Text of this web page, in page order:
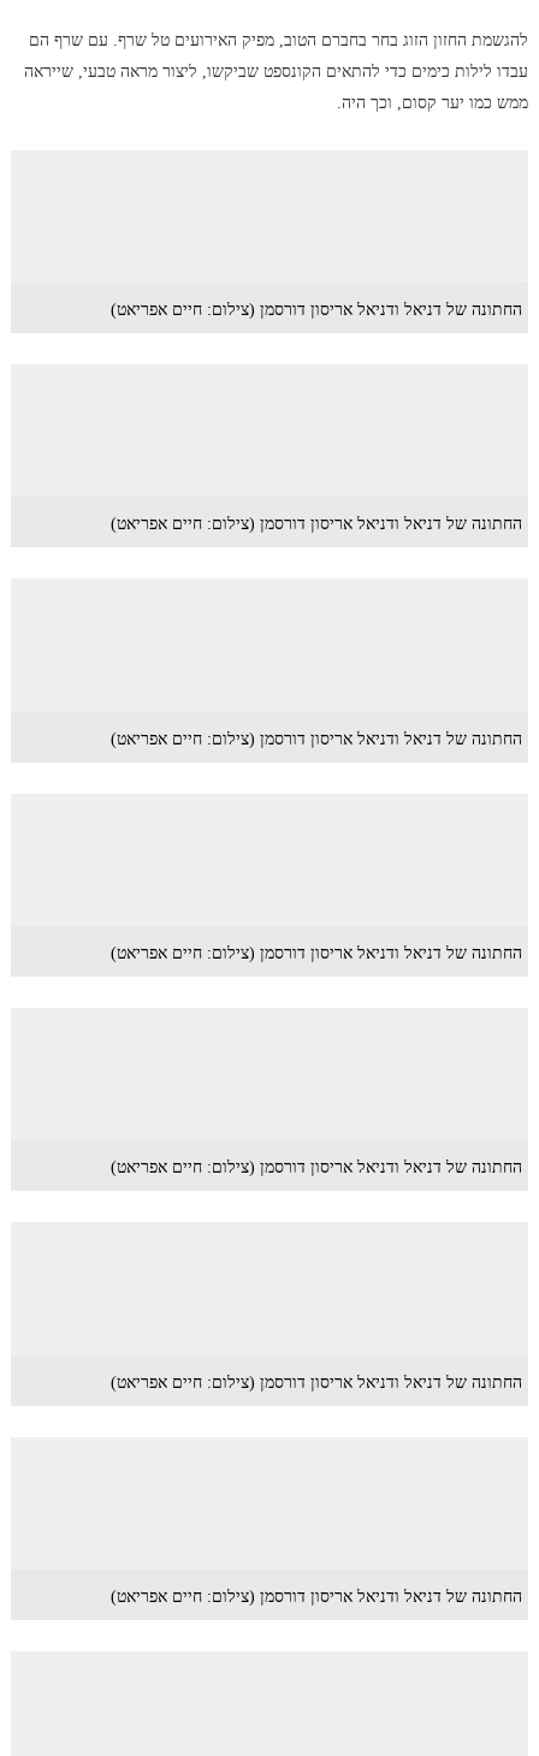
להגשמת החזון הזוג בחר בחברם הטוב, מפיק האירועים טל שרף. עם שרף הם
עבדו לילות כימים כדי להתאים הקונספט שביקשו, ליצור מראה טבעי, שייראה
ממש כמו יער קסום, וכך היה.
החתונה של דניאל ודניאל אריסון דורסמן (צילום: חיים אפריאט)
החתונה של דניאל ודניאל אריסון דורסמן (צילום: חיים אפריאט)
החתונה של דניאל ודניאל אריסון דורסמן (צילום: חיים אפריאט)
החתונה של דניאל ודניאל אריסון דורסמן (צילום: חיים אפריאט)
החתונה של דניאל ודניאל אריסון דורסמן (צילום: חיים אפריאט)
החתונה של דניאל ודניאל אריסון דורסמן (צילום: חיים אפריאט)
החתונה של דניאל ודניאל אריסון דורסמן (צילום: חיים אפריאט)